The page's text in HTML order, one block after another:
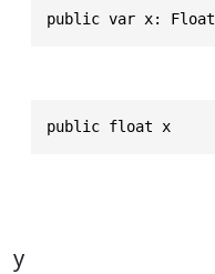
public var x: Float
public float x
y